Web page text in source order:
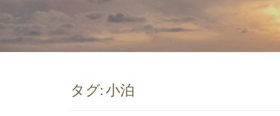
タグ:小泊